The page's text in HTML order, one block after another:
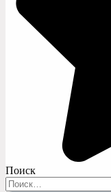
Поиск
Search